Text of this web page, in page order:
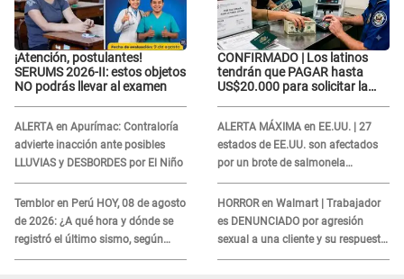
¡Atención, postulantes!
SERUMS 2026-II: estos objetos
NO podrás llevar al examen
ALERTA en Apurímac: Contraloría
advierte inacción ante posibles
LLUVIAS y DESBORDES por El Niño
Temblor en Perú HOY, 08 de agosto
de 2026: ¿A qué hora y dónde se
registró el último sismo, según
IGP?
CONFIRMADO | Los latinos
tendrán que PAGAR hasta
US$20.000 para solicitar la
ALERTA MÁXIMA en EE.UU. | 27
estados de EE.UU. son afectados
por un brote de salmonela
relacionado a un producto MUY
UTILIZADO
HORROR en Walmart | Trabajador
es DENUNCIADO por agresión
sexual a una cliente y su respuesta
INDIGNÓ A TODOS